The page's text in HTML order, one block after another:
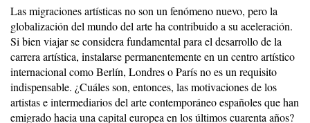
Las migraciones artísticas no son un fenómeno nuevo, pero la
globalización del mundo del arte ha contribuido a su aceleración.
Si bien viajar se considera fundamental para el desarrollo de la
carrera artística, instalarse permanentemente en un centro artístico
internacional como Berlín, Londres o París no es un requisito
indispensable. ¿Cuáles son, entonces, las motivaciones de los
artistas e intermediarios del arte contemporáneo españoles que han
emigrado hacia una capital europea en los últimos cuarenta años?